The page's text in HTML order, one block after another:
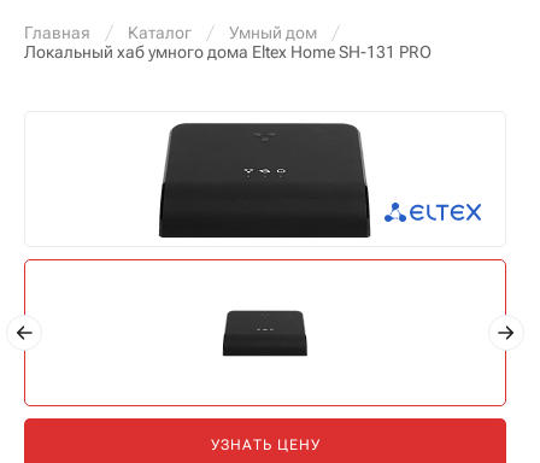
Главная Каталог
Умный дом
Локальный хаб умного дома Eltex Home SH-131 PRO
УЗНАТЬ ЦЕНУ